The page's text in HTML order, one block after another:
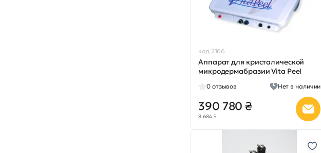
код 2166
Аппарат для кристалической
микродермабразии Vita Peel
0 отзывов Нет в наличии
390 780 ₴
8 684 $